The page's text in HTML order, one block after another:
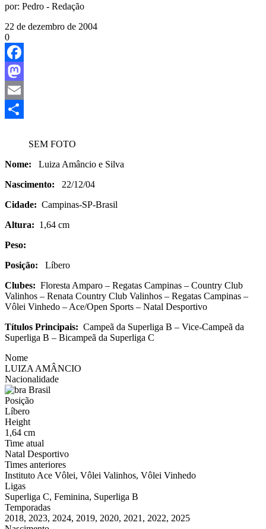
por: Pedro - Redação
22 de dezembro de 2004
0
Facebook
Mastodon
Email
SEM FOTO
Nome: Luiza Amâncio e Silva
Nascimento: 22/12/04
Cidade: Campinas-SP-Brasil
Altura: 1,64 cm
Peso:
Posição: Líbero
Clubes: Floresta Amparo – Regatas Campinas – Country Club
Valinhos – Renata Country Club Valinhos – Regatas Campinas –
Vôlei Vinhedo – Ace/Open Sports – Natal Desportivo
Títulos Principais: Campeã da Superliga B – Vice-Campeã da
Superliga B – Bicampeã da Superliga C
Nome
LUIZA AMÂNCIO
Nacionalidade
Brasil
Posição
Líbero
Height
1,64 cm
Time atual
Natal Desportivo
Times anteriores
Instituto Ace Vôlei, Vôlei Valinhos, Vôlei Vinhedo
Ligas
Superliga C, Feminina, Superliga B
Temporadas
2018, 2023, 2024, 2019, 2020, 2021, 2022, 2025